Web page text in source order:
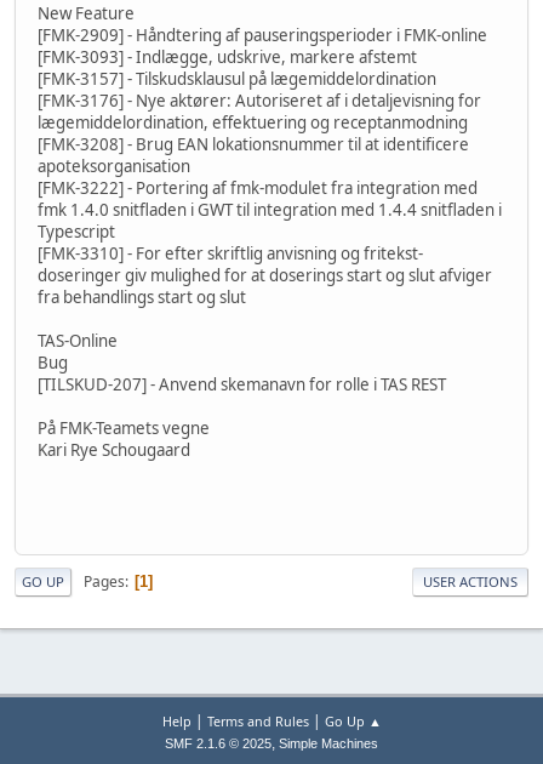
New Feature
[FMK-2909] - Håndtering af pauseringsperioder i FMK-online
[FMK-3093] - Indlægge, udskrive, markere afstemt
[FMK-3157] - Tilskudsklausul på lægemiddelordination
[FMK-3176] - Nye aktører: Autoriseret af i detaljevisning for
lægemiddelordination, effektuering og receptanmodning
[FMK-3208] - Brug EAN lokationsnummer til at identificere
apoteksorganisation
[FMK-3222] - Portering af fmk-modulet fra integration med
fmk 1.4.0 snitfladen i GWT til integration med 1.4.4 snitfladen i
Typescript
[FMK-3310] - For efter skriftlig anvisning og fritekst-
doseringer giv mulighed for at doserings start og slut afviger
fra behandlings start og slut
TAS-Online
Bug
[TILSKUD-207] - Anvend skemanavn for rolle i TAS REST
På FMK-Teamets vegne
Kari Rye Schougaard
GO UP Pages 1 USER ACTIONS
Help Terms and Rules| Go Up ▲
SMF 2.1.6 © 2025, Simple Machines